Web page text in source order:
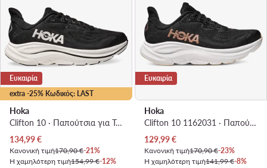
extra -25% Κωδικός: LAST
Ευκαιρία
Hoka
Clifton 10 · Παπούτσια για Τρέξιμο
Τρέχουσα τιμή
134,99€
Κανονική τιμή170,90 €-21%
Η χαμηλότερη τιμή154,99 €-12%
Ευκαιρία
Hoka
Clifton 10 1162031 · Παπούτσια για Τρέξιμο
Τρέχουσα τιμή
129,99€
Κανονική τιμή170,90 €-23%
Η χαμηλότερη τιμή141,99 €-8%